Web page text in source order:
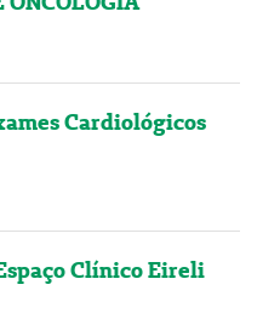
Cardiológicos
Clínico Eireli